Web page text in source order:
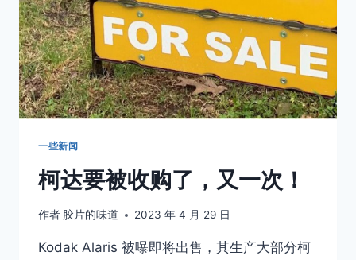
奖
作
品
欣
赏
一些新闻
柯达要被收购了，又一次！
作者 胶片的味道 2023 年 4 月 29 日
Kodak Alaris 被曝即将出售，其生产大部分柯